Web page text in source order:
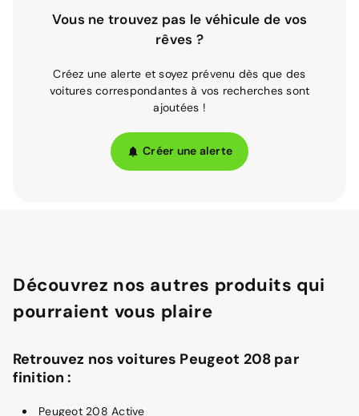
Vous ne trouvez pas le véhicule de vos
rêves ?
Créez une alerte et soyez prévenu dès que des
voitures correspondantes à vos recherches sont
ajoutées !
Créer une alerte
Découvrez nos autres produits qui
pourraient vous plaire
Retrouvez nos voitures Peugeot 208 par
finition :
Peugeot 208 Active